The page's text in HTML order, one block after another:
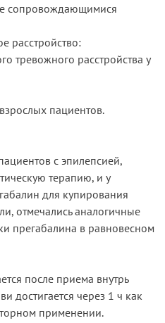
сопровождающимися
расстройство:
тревожного расстройства у
пациентов.
с эпилепсией,
терапию, и у
для купирования
отмечались аналогичные
прегабалина в равновесном
после приема внутрь
достигается через 1 ч как
применении.